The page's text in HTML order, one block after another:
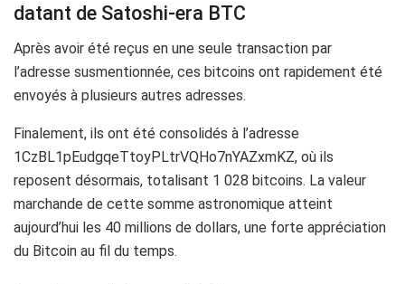
datant de Satoshi-era BTC
Après avoir été reçus en une seule transaction par
l’adresse susmentionnée, ces bitcoins ont rapidement été
envoyés à plusieurs autres adresses.
Finalement, ils ont été consolidés à l’adresse
1CzBL1pEudgqeTtoyPLtrVQHo7nYAZxmKZ, où ils
reposent désormais, totalisant 1 028 bitcoins. La valeur
marchande de cette somme astronomique atteint
aujourd’hui les 40 millions de dollars, une forte appréciation
du Bitcoin au fil du temps.